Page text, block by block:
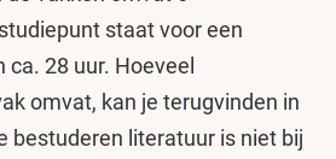
staat voor een
28 uur. Hoeveel
omvat, kan je terugvinden in
bestuderen literatuur is niet bij